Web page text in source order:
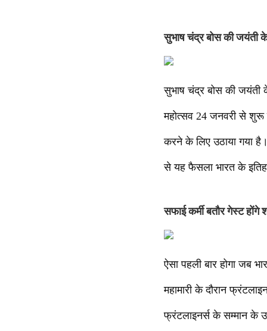
सुभाष चंद्र बोस की जयंती
सुभाष चंद्र बोस की जयंती
महोत्सव 24 जनवरी से शुरू
करने के लिए उठाया गया
से यह फैसला भारत के
सफाई कर्मी बतौर गेस्ट होंगे
ऐसा पहली बार होगा जब
महामारी के दौरान
फ्रंटलाइनर्स के सम्मान के